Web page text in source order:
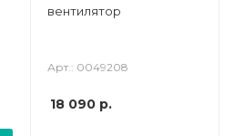
вентилятор
Арт.: 0049208
18 090р.